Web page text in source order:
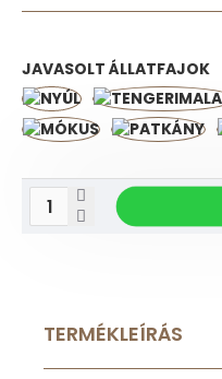
JAVASOLT ÁLLATFAJOK
TERMÉKLEÍRÁS